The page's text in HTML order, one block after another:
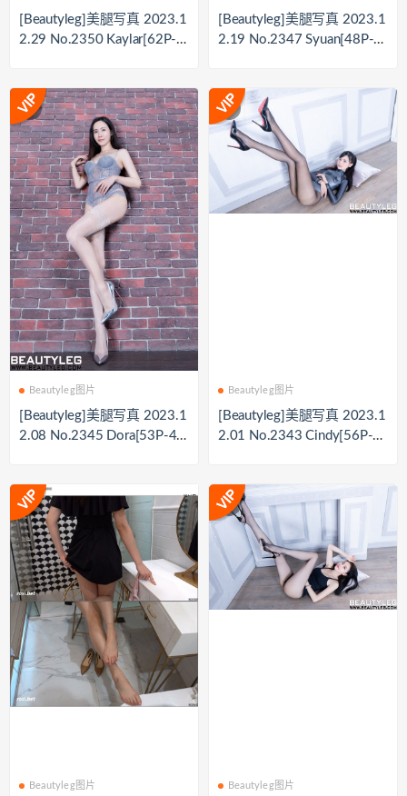
[Beautyleg]美腿写真 2023.1
2.29 No.2350 Kaylar[62P-3
[Beautyleg]美腿写真 2023.1
2.19 No.2347 Syuan[48P-3
Beautyleg图片
[Beautyleg]美腿写真 2023.1
2.08 No.2345 Dora[53P-48
Beautyleg图片
[Beautyleg]美腿写真 2023.1
2.01 No.2343 Cindy[56P-4
Beautyleg图片 Beautyleg图片